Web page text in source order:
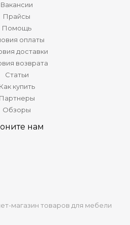
Вакансии
Прайсы
Помощь
оплаты
доставки
возврата
Статьи
Как купить
Партнеры
Обзоры
нам
магазин товаров для мебели